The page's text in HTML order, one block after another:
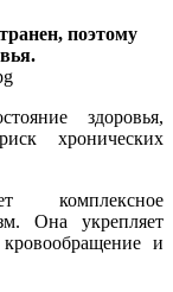
поэтому
здоровья,
хронических
комплексное
Она укрепляет
кровообращение и